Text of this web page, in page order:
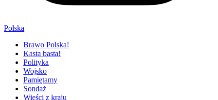
Polska
Brawo Polska!
Kasta basta!
Polityka
Wojsko
Pamiętamy
Sondaż
Wieści z kraju